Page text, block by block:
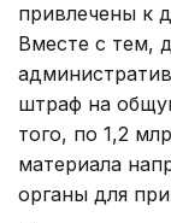
привлечены к
Вместе с тем,
штраф на
того, по 1,2
материала
органы для